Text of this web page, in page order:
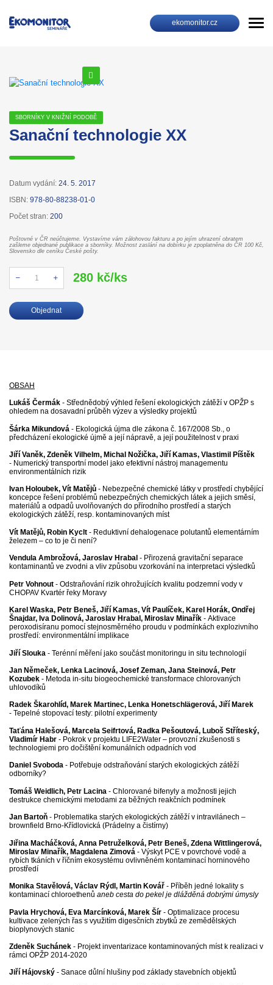
ekomonitor.cz
SBORNÍKY V KNIŽNÍ PODOBĚ
Sanační technologie XX
Datum vydání: 24. 5. 2017
ISBN: 978-80-88238-01-0
Počet stran: 200
Poštovné v ČR neúčtujeme. Vystavíme vám zálohovou fakturu a po jejím uhrazení obratem
zašleme objednané publikace a sborníky. Možnost zaslání na dobírku je zpoplatněna do ČR 100 Kč,
Slovensko dle ceníku České pošty.
280 kč/ks
Objednat
OBSAH
Lukáš Čermák - Střednědobý výhled řešení ekologických zátěží v OPŽP s
ohledem na dosavadní průběh výzev a výsledky projektů
Šárka Mikundová - Ekologická újma dle zákona č. 167/2008 Sb., o
předcházení ekologické újmě a její nápravě, a její použitelnost v praxi
Jiří Vaněk, Zdeněk Vilhelm, Michal Nožička, Jiří Kamas, Vlastimil Píštěk
- Numerický transportní model jako efektivní nástroj managementu
environmentálních rizik
Ivan Holoubek, Vít Matějů - Nebezpečné chemické látky v prostředí chybějící
koncepce řešení problémů nebezpečných chemických látek a jejich směsí,
materiálů a odpadů uvolňovaných do přírodního prostředí a starých
ekologických zátěží, resp. kontaminovaných míst
Vít Matějů, Robin Kyclt - Reduktivní dehalogenace polutantů elementárním
železem – co to je či není?
Vendula Ambrožová, Jaroslav Hrabal - Přirozená gravitační separace
kontaminantů ve zvodni a vliv způsobu vzorkování na interpretaci výsledků
Petr Vohnout - Odstraňování rizik ohrožujících kvalitu podzemní vody v
CHOPAV Kvartér řeky Moravy
Karel Waska, Petr Beneš, Jiří Kamas, Vít Paulíček, Karel Horák, Ondřej
Šnajdar, Iva Dolinová, Jaroslav Hrabal, Miroslav Minařík - Aktivace
peroxodisíranu pomocí stejnosměrného proudu v podmínkách explozivního
prostředí: environmentální implikace
Jiří Slouka - Terénní měření jako součást monitoringu in situ technologií
Jan Němeček, Lenka Lacinová, Josef Zeman, Jana Steinová, Petr
Kozubek - Metoda in-situ biogeochemické transformace chlorovaných
uhlovodíků
Radek Škarohlíd, Marek Martinec, Lenka Honetschlägerová, Jiří Marek
- Tepelné stopovací testy: pilotní experimenty
Taťána Halešová, Marcela Seifrtová, Radka Pešoutová, Luboš Stříteský,
Vladimír Habr - Pokrok v projektu LIFE2Water – provozní zkušenosti s
technologiemi pro dočištění komunálních odpadních vod
Daniel Svoboda - Potřebuje odstraňování starých ekologických zátěží
odborníky?
Tomáš Weidlich, Petr Lacina - Chlorované bifenyly a možnosti jejich
destrukce chemickými metodami za běžných reakčních podmínek
Jan Bartoň - Problematika starých ekologických zátěží v intravilánech –
brownfield Brno-Křídlovická (Prádelny a čistírny)
Jiřina Macháčková, Anna Petruželková, Petr Beneš, Zdena Wittlingerová,
Miroslav Minařík, Magdalena Zimová - Výskyt PCE v povrchové vodě a
rybích tkáních v říčním ekosystému ovlivněném kontaminací horninového
prostředí
Monika Stavělová, Václav Rýdl, Martin Kovář - Příběh jedné lokality s
kontaminací chloroethenů aneb cesta do pekel je dlážděná dobrými úmysly
Pavla Hrychová, Eva Marcínková, Marek Šír - Optimalizace procesu
kultivace zelených řas s využitím digesčních zbytků ze zemědělských
bioplynových stanic
Zdeněk Suchánek - Projekt inventarizace kontaminovaných míst k realizaci v
rámci OPŽP 2014-2020
Jiří Hájovský - Sanace důlní hlušiny pod základy stavebních objektů